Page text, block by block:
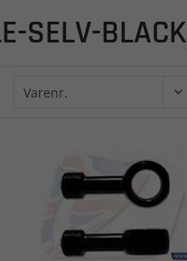
SELV-BLACK